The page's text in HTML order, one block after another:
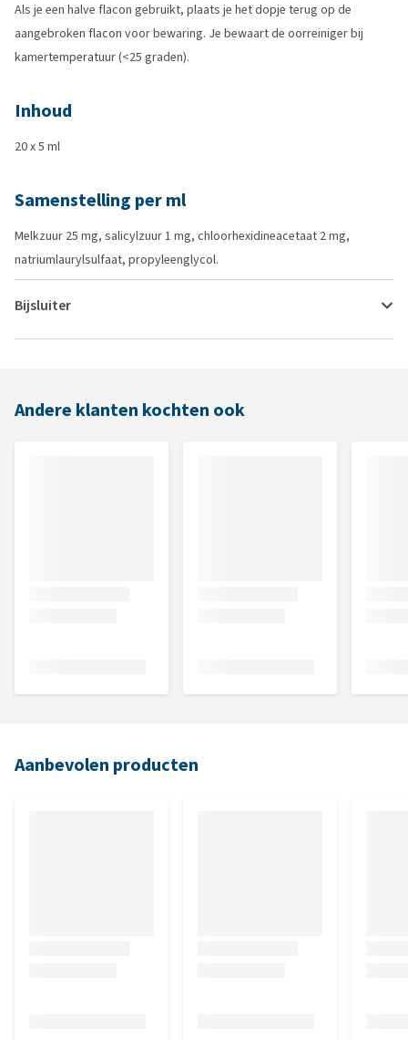
Als je een halve flacon gebruikt, plaats je het dopje terug op de
aangebroken flacon voor bewaring. Je bewaart de oorreiniger bij
kamertemperatuur (<25 graden).
Inhoud
20 x 5 ml
Samenstelling per ml
Melkzuur 25 mg, salicylzuur 1 mg, chloorhexidineacetaat 2 mg,
natriumlaurylsulfaat, propyleenglycol.
Bijsluiter
Andere klanten kochten ook
Aanbevolen producten